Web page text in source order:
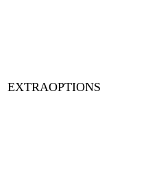
EXTRAOPTIONS